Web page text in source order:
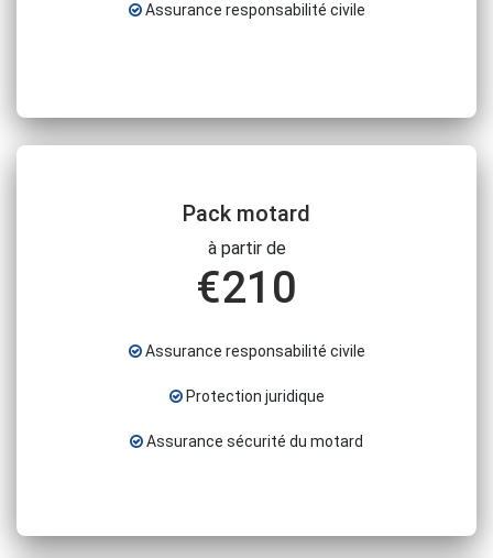
Assurance responsabilité civile
Pack motard
à partir de
€210
Assurance responsabilité civile
Protection juridique
Assurance sécurité du motard